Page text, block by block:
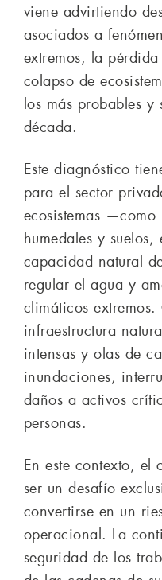
viene advirtiendo
asociados a
extremos, la
colapso de
los más probables y
década.
Este diagnóstico
para el sector
ecosistemas —como
humedales y
capacidad natural
regular el agua y
climáticos extremos.
infraestructura
intensas y olas de
inundaciones,
daños a activos
personas.
En este contexto, el
ser un desafío
convertirse en un
operacional. La
seguridad de los